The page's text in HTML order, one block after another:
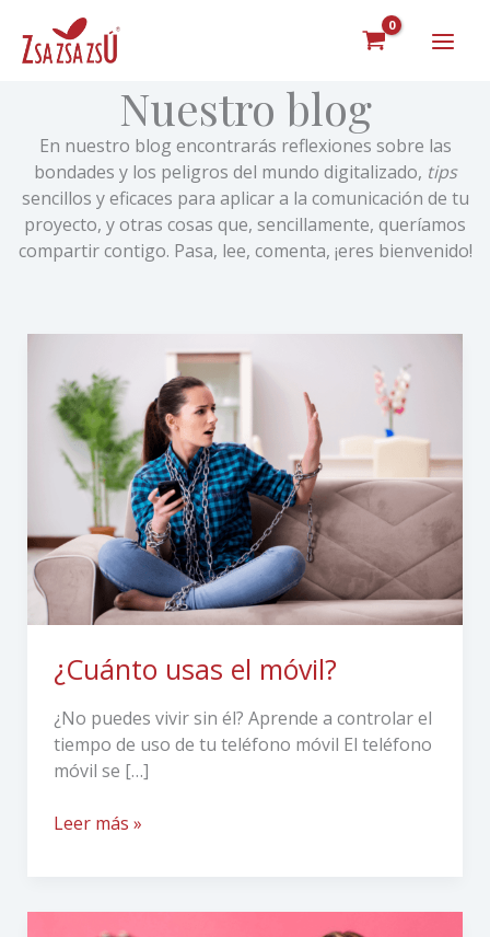
contenido
Nuestro blog
En nuestro blog encontrarás reflexiones sobre las
bondades y los peligros del mundo digitalizado, tips
sencillos y eficaces para aplicar a la comunicación de tu
proyecto, y otras cosas que, sencillamente, queríamos
compartir contigo. Pasa, lee, comenta, ¡eres bienvenido!
¿Cuánto usas el móvil?
¿No puedes vivir sin él? Aprende a controlar el
tiempo de uso de tu teléfono móvil El teléfono
móvil se […]
el
móvil?
Leer más »